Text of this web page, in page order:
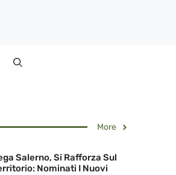
More
Salerno, Si Rafforza Sul
Nominati I Nuovi